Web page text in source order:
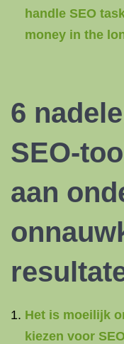
handle SEO
money in the
6
SEO-
aan
Het is moeilijk
kiezen voor